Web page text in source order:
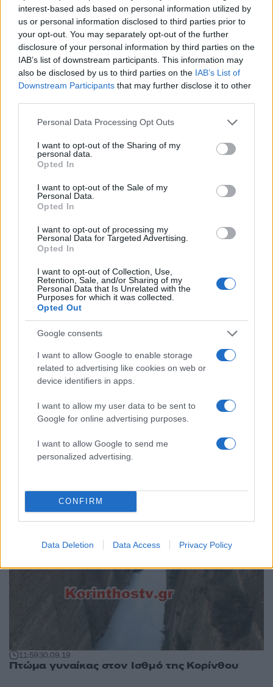
interest-based ads based on personal information utilized by
us or personal information disclosed to third parties prior to
your opt-out. You may separately opt-out of the further
disclosure of your personal information by third parties on the
IAB’s list of downstream participants. This information may
also be disclosed by us to third parties on the IAB’s List of
Downstream Participants that may further disclose it to other
Please note that this website/app uses one or more Google
not limited to your visit or usage behaviour. You may click to
grant or deny consent to Google and its third-party tags to
use your data for below specified purposes in below Google
consent section.
Personal Data Processing Opt Outs
I want to opt-out of the Sharing of my
personal data.
Opted In
I want to opt-out of the Sale of my
Personal Data.
Opted In
I want to opt-out of processing my
Personal Data for Targeted Advertising.
Opted In
I want to opt-out of Collection, Use,
Retention, Sale, and/or Sharing of my
Personal Data that Is Unrelated with the
Purposes for which it was collected.
Opted Out
Google consents
I want to allow Google to enable storage
related to advertising like cookies on web or
device identifiers in apps.
I want to allow my user data to be sent to
Google for online advertising purposes.
I want to allow Google to send me
personalized advertising.
CONFIRM
Data Deletion Data Access Privacy Policy
11:5117.04.21
Ο Μητσοτάκης στη Διώρυγα της Κορίνθου –
Ενημερώθηκε για τα έργα αποκατάστασης
(pics, vid)
Αρχαίος Δίολκος:
«Ζωντανεύει» ένα
από τα μεγαλύτερα
αρχαιότητας
11:57
Διώρυγα Κορίνθου: Η
ευρώ και η ιστορία της
από την αρχαιότητα
ΔΙΑΦΗΜΙΣΗ
11:5930.09.19
Πτώμα γυναίκας στον Ισθμό της Κορίνθου